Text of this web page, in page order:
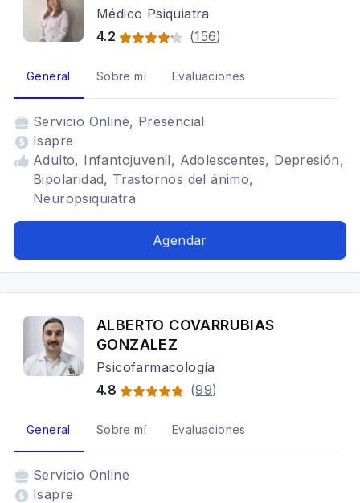
Médico Psiquiatra
4.2
(156)
General Sobre mí Evaluaciones
Servicio Online, Presencial
Isapre
Adulto, Infantojuvenil, Adolescentes, Depresión,
Bipolaridad, Trastornos del ánimo,
Neuropsiquiatra
Agendar
ALBERTO COVARRUBIAS
GONZALEZ
Psicofarmacología
4.8
(99)
General Sobre mí Evaluaciones
Servicio Online
Isapre